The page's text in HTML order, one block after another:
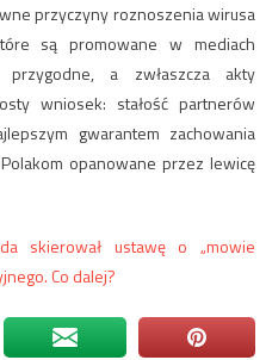
przyczyny roznoszenia wirusa
są promowane w mediach
a zwłaszcza akty
wniosek: stałość partnerów
gwarantem zachowania
opanowane przez lewicę
skierował ustawę o „mowie
Co dalej?